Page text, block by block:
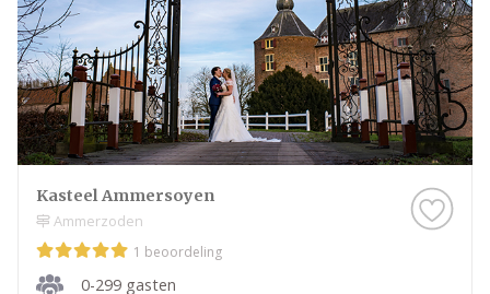
Kasteel Ammersoyen
Ammerzoden
1 beoordeling
0-299 gasten